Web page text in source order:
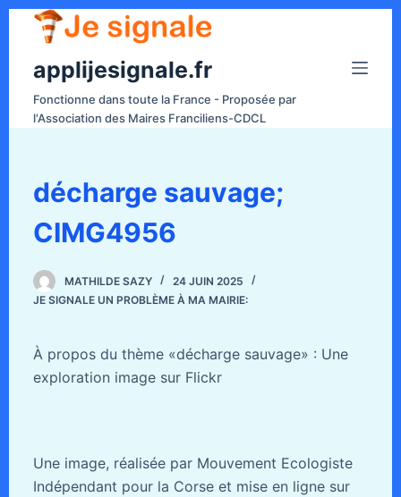
applijesignale.fr
Fonctionne dans toute la France - Proposée par
l'Association des Maires Franciliens-CDCL
décharge sauvage;
CIMG4956
MATHILDE SAZY
24 JUIN 2025
JE SIGNALE UN PROBLÈME À MA MAIRIE:
À propos du thème «décharge sauvage» : Une
exploration image sur Flickr
Une image, réalisée par Mouvement Ecologiste
Indépendant pour la Corse et mise en ligne sur